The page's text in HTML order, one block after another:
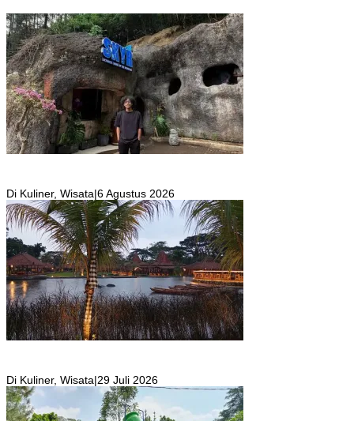
Di Kuliner, Wisata|6 Agustus 2026
Di Kuliner, Wisata|29 Juli 2026